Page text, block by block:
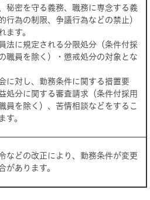
秘密を守る義務、職務に専念する義
行為の制限、争議行為などの禁止）
ます。
法に規定される分限処分（条件付採
職員を除く）・懲戒処分の対象とな
に対し、勤務条件に関する措置要
処分に関する審査請求（条件付採用
員を除く）、苦情相談などをするこ
す。
などの改正により、勤務条件が変更
があります。